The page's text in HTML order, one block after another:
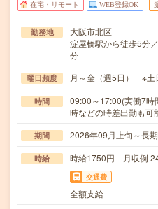
在宅・リモート WEB登録OK
勤務地
大阪市北区
淀屋橋駅から徒歩5分
分
曜日頻度 月～金（週5日） ※土
時間
09:00～17:00(実働7
時などの時差出勤も
期間 2026年09月上旬～長
時給 時給1750円 月収例
交通費
全額支給